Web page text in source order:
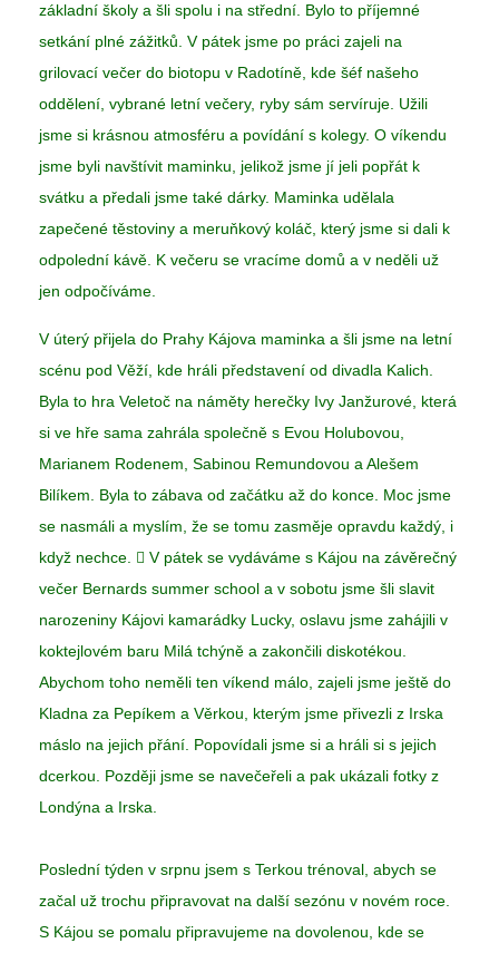
základní školy a šli spolu i na střední. Bylo to příjemné
setkání plné zážitků. V pátek jsme po práci zajeli na
grilovací večer do biotopu v Radotíně, kde šéf našeho
oddělení, vybrané letní večery, ryby sám servíruje. Užili
jsme si krásnou atmosféru a povídání s kolegy. O víkendu
jsme byli navštívit maminku, jelikož jsme jí jeli popřát k
svátku a předali jsme také dárky. Maminka udělala
zapečené těstoviny a meruňkový koláč, který jsme si dali k
odpolední kávě. K večeru se vracíme domů a v neděli už
jen odpočíváme.
V úterý přijela do Prahy Kájova maminka a šli jsme na letní
scénu pod Věží, kde hráli představení od divadla Kalich.
Byla to hra Veletoč na náměty herečky Ivy Janžurové, která
si ve hře sama zahrála společně s Evou Holubovou,
Marianem Rodenem, Sabinou Remundovou a Alešem
Bilíkem. Byla to zábava od začátku až do konce. Moc jsme
se nasmáli a myslím, že se tomu zasměje opravdu každý, i
když nechce.  V pátek se vydáváme s Kájou na závěrečný
večer Bernards summer school a v sobotu jsme šli slavit
narozeniny Kájovi kamarádky Lucky, oslavu jsme zahájili v
koktejlovém baru Milá tchýně a zakončili diskotékou.
Abychom toho neměli ten víkend málo, zajeli jsme ještě do
Kladna za Pepíkem a Věrkou, kterým jsme přivezli z Irska
máslo na jejich přání. Popovídali jsme si a hráli si s jejich
dcerkou. Později jsme se navečeřeli a pak ukázali fotky z
Londýna a Irska.
Poslední týden v srpnu jsem s Terkou trénoval, abych se
začal už trochu připravovat na další sezónu v novém roce.
S Kájou se pomalu připravujeme na dovolenou, kde se